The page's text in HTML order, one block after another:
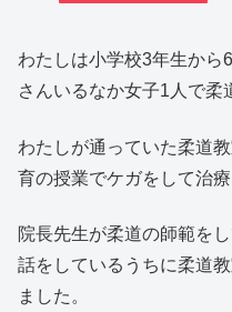
わたしは小学校3年生から
さんいるなか女子1人で柔
わたしが通っていた柔道
育の授業でケガをして治
院長先生が柔道の師範を
話をしているうちに柔道
ました。